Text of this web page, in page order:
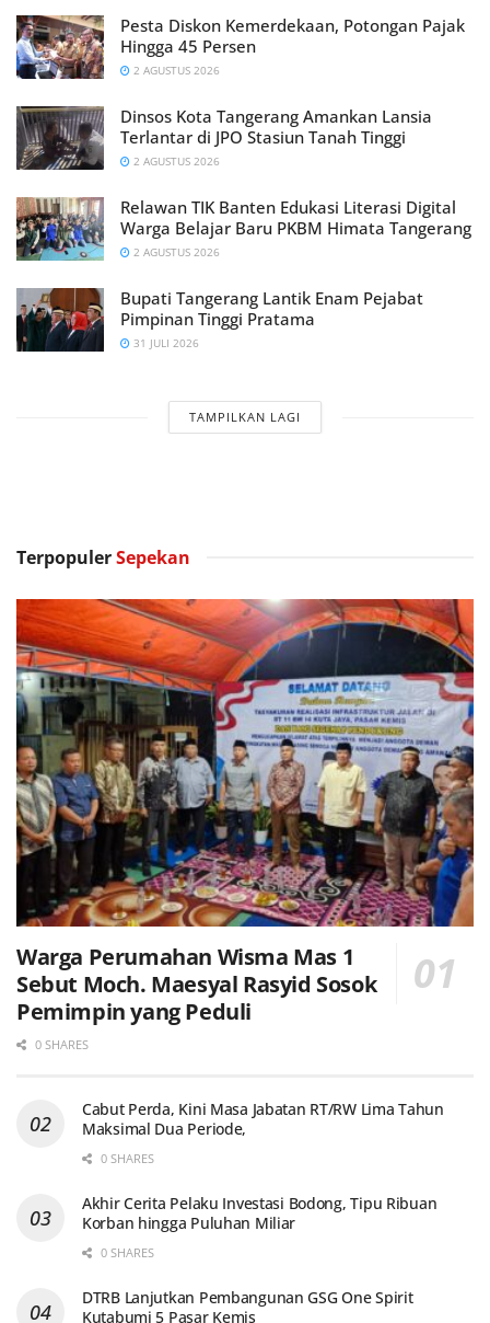
Pesta Diskon Kemerdekaan, Potongan Pajak
Hingga 45 Persen
2 AGUSTUS 2026
Dinsos Kota Tangerang Amankan Lansia
Terlantar di JPO Stasiun Tanah Tinggi
2 AGUSTUS 2026
Relawan TIK Banten Edukasi Literasi Digital
Warga Belajar Baru PKBM Himata Tangerang
2 AGUSTUS 2026
Bupati Tangerang Lantik Enam Pejabat
Pimpinan Tinggi Pratama
31 JULI 2026
TAMPILKAN LAGI
TerpopulerSepekan
Warga Perumahan Wisma Mas 1
Sebut Moch. Maesyal Rasyid Sosok
Pemimpin yang Peduli
0 SHARES
Cabut Perda, Kini Masa Jabatan RT/RW Lima Tahun
Maksimal Dua Periode,
0 SHARES
Akhir Cerita Pelaku Investasi Bodong, Tipu Ribuan
Korban hingga Puluhan Miliar
0 SHARES
DTRB Lanjutkan Pembangunan GSG One Spirit
Kutabumi 5 Pasar Kemis